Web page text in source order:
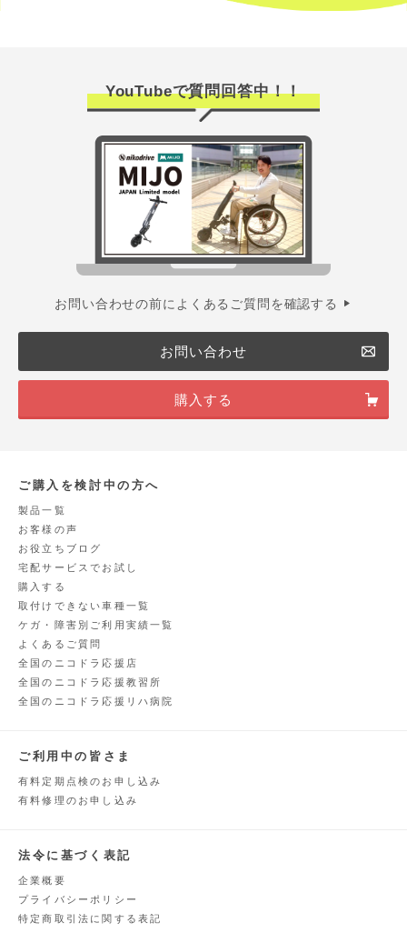
YouTubeで質問回答中！！
お問い合わせの前によくあるご質問を確認する
お問い合わせ
購入する
ご購入を検討中の方へ
製品一覧
お客様の声
お役立ちブログ
宅配サービスでお試し
購入する
取付けできない車種一覧
ケガ・障害別ご利用実績一覧
よくあるご質問
全国のニコドラ応援店
全国のニコドラ応援教習所
全国のニコドラ応援リハ病院
ご利用中の皆さま
有料定期点検のお申し込み
有料修理のお申し込み
法令に基づく表記
企業概要
プライバシーポリシー
特定商取引法に関する表記